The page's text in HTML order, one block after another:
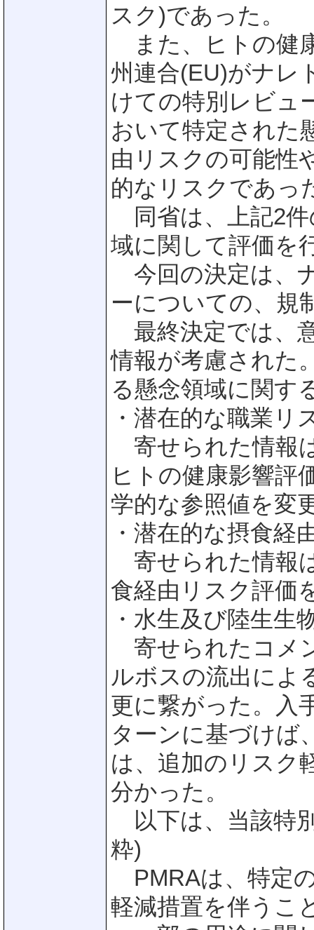
スク)であった。
また、ヒトの健
州連合(EU)がナレ
けての特別レビュ
おいて特定された
由リスクの可能性
的なリスクであっ
同省は、上記2件
域に関して評価を
今回の決定は、
ーについての、規
最終決定では、
情報が考慮された
る懸念領域に関す
・潜在的な職業リ
寄せられた情報
ヒトの健康影響評
学的な参照値を変
・潜在的な摂食経
寄せられた情報
食経由リスク評価
・水生及び陸生生
寄せられたコメ
ルボスの流出によ
更に繋がった。入
ターンに基づけば
は、追加のリスク
分かった。
以下は、当該特
粋)
PMRAは、特定
軽減措置を伴うこ